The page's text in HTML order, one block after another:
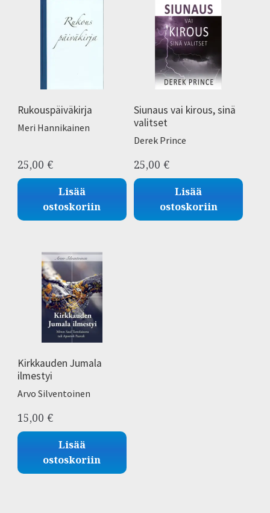
Rukouspäiväkirja
Meri Hannikainen
25,00 €
Lisää
ostoskoriin
Siunaus vai kirous, sinä
valitset
Derek Prince
25,00 €
Lisää
ostoskoriin
Kirkkauden Jumala
ilmestyi
Arvo Silventoinen
15,00 €
Lisää
ostoskoriin